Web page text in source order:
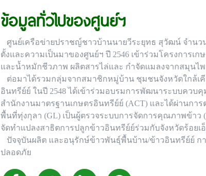
ข้อมูลทั่วไปของศูนย์ฯ
ศูนย์เครือข่ายปราชญ์ชาวบ้านนายวีระยุทธ สุวัฒน์ จำนว
ตั้งและความเป็นมาของศูนย์ฯ ปี 2546 เข้าร่วมโครงการเ
และน้ำหมักชีวภาพ ผลิตสารไล่และ กำจัดแมลงจากสมุนไ
ต่อมาได้รวมกลุ่มจากสมาชิกหมู่บ้าน ชุมชนจังหวัดใกล้เ
อินทรีย์ย์ ในปี 2548 ได้เข้าร่วมอบรมการพัฒนาระบบควบ
สำนักงานมาตรฐานเกษตรอินทรีย์ย์ (ACT) และได้ผ่านกา
พื้นที่ทุ่งกุลา (GL) เป็นผู้ตรวจระบบการจัดการคุณภาพข้า
จัดทำแปลงสาธิตการปลูกข้าวอินทรีย์ย์ร่วมกับจังหวัดร้อยเ
ปัจจุบันผลิต และอนุรักษ์ข้าวพันธุ์พื้นบ้าน/ข้าวอินทรีย์ย์ ก
ปลอดภัย